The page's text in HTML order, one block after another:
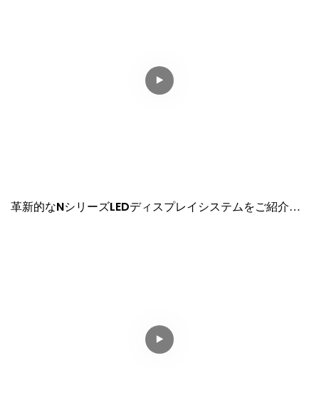
革新的なNシリーズLEDディスプレイシステムをご紹介し